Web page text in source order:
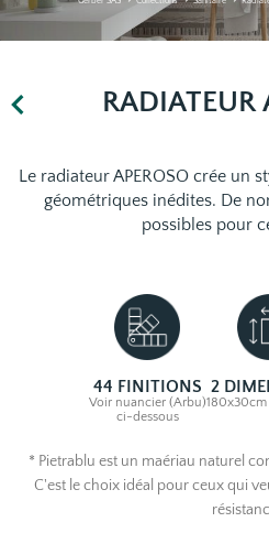
RADIATEUR
Le radiateur APEROSO crée un
géométriques inédites. De
possibles pour
44 FINITIONS
Voir nuancier (Arbu)
ci-dessous
2
180x30cm
* Pietrablu est un maériau naturel
C'est le choix idéal pour ceux qui